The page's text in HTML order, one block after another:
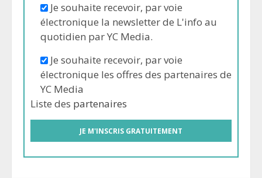
Je souhaite recevoir, par voie
électronique la newsletter de L'info au
quotidien par YC Media.
Je souhaite recevoir, par voie
électronique les offres des partenaires de
YC Media
Liste des partenaires